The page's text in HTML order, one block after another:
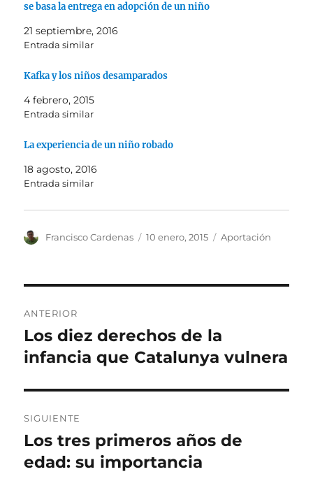
se basa la entrega en adopción de un niño
21 septiembre, 2016
Entrada similar
Kafka y los niños desamparados
4 febrero, 2015
Entrada similar
La experiencia de un niño robado
18 agosto, 2016
Entrada similar
Autor
Francisco Cardenas
Publicado
10 enero, 2015 Categorías
Aportación
de
entradas
ANTERIOR
Entrada
anterior:
Los diez derechos de la
infancia que Catalunya vulnera
SIGUIENTE
Entrada
siguiente:
Los tres primeros años de
edad: su importancia